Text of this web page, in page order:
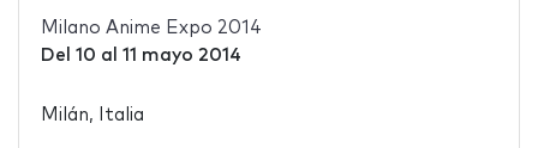
Milano Anime Expo 2014
Del 10 al 11 mayo 2014
Milán, Italia